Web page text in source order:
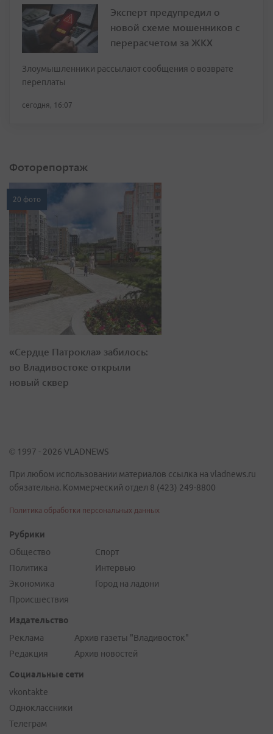
Эксперт предупредил о
новой схеме мошенников с
перерасчетом за ЖКХ
Злоумышленники рассылают сообщения о возврате
переплаты
сегодня, 16:07
Фоторепортаж
20 фото
«Сердце Патрокла» забилось:
во Владивостоке открыли
новый сквер
© 1997 - 2026 VLADNEWS
При любом использовании материалов ссылка на vladnews.ru
обязательна. Коммерческий отдел 8 (423) 249-8800
Политика обработки персональных данных
Рубрики
Общество
Политика
Экономика
Происшествия
Спорт
Интервью
Город на ладони
Издательство
Реклама
Редакция
Архив газеты "Владивосток"
Архив новостей
Социальные сети
vkontakte
Одноклассники
Телеграм